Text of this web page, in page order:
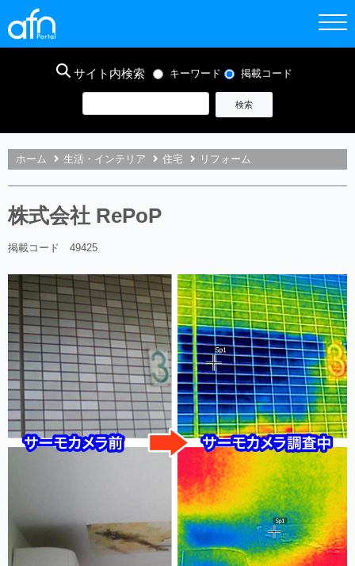
サイト内検索 キーワード 掲載コード
ホーム 生活・インテリア 住宅 リフォーム
株式会社 RePoP
掲載コード 49425